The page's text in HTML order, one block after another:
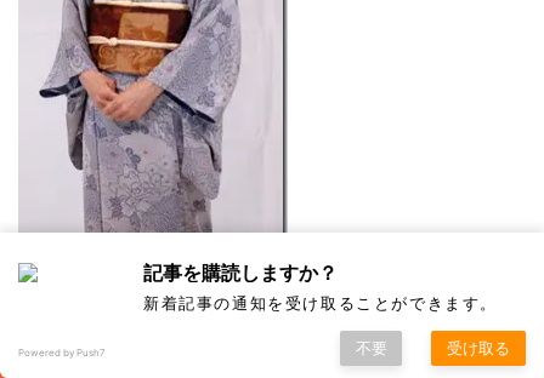
記事を購読しますか？
新着記事の通知を受け取ることができます。
Powered by Push7 不要 受け取る